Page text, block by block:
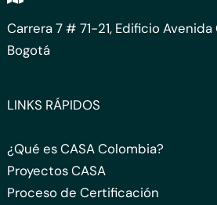
Carrera 7 # 71-21, Edificio Avenida
Bogotá
LINKS RÁPIDOS
¿Qué es CASA Colombia?
Proyectos CASA
Proceso de Certificación